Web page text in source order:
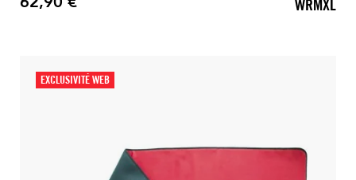
Prix WRMXL
EXCLUSIVITÉ WEB